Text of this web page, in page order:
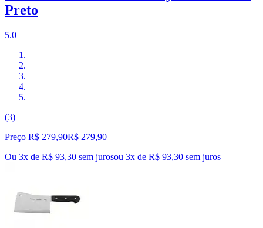
Preto
5.0
(3)
Preço R$ 279,90R$ 279,90
Ou 3x de R$ 93,30 sem jurosou 3x de R$ 93,30 sem juros